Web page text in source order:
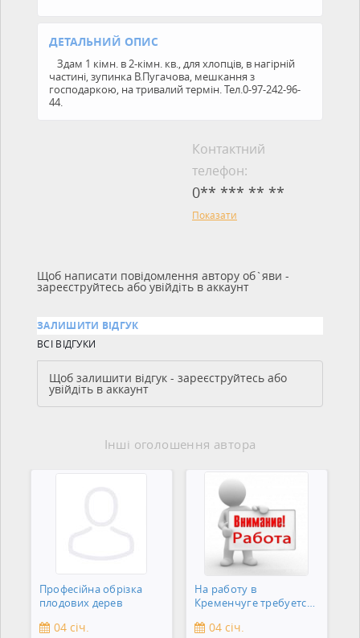
ДЕТАЛЬНИЙ ОПИС
Здам 1 кімн. в 2-кімн. кв., для хлопців, в нагірній
частині, зупинка В.Пугачова, мешкання з
господаркою, на тривалий термін. Тел.0-97-242-96-
44.
Контактний
телефон:
0** *** ** **
Показати
Щоб написати повідомлення автору об`яви -
зареєструйтесь або увійдіть в аккаунт
ЗАЛИШИТИ ВІДГУК
ВСІ ВІДГУКИ
Щоб залишити відгук - зареєструйтесь або
увійдіть в аккаунт
Інші оголошення автора
Професійна обрізка
плодових дерев
04 січ.
На работу в
Кременчуге требуется
04 січ.